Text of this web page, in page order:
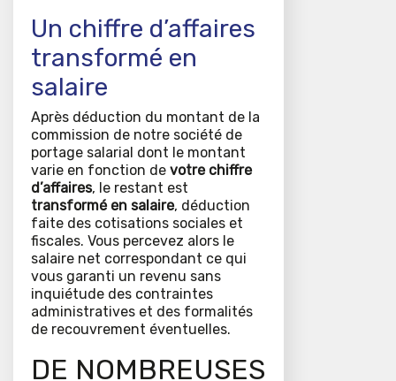
Un chiffre d’affaires
transformé en
salaire
Après déduction du montant de la
commission de notre société de
portage salarial dont le montant
varie en fonction de votre chiffre
d’affaires, le restant est
transformé en salaire, déduction
faite des cotisations sociales et
fiscales. Vous percevez alors le
salaire net correspondant ce qui
vous garanti un revenu sans
inquiétude des contraintes
administratives et des formalités
de recouvrement éventuelles.
DE NOMBREUSES